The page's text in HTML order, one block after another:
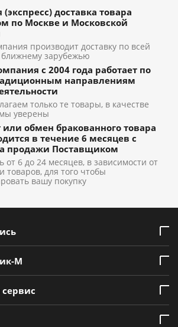
(экспресс) доставка товара
по Москве и Московской
производит доставку по всей
ближнему зарубежью
с 2004 года работает по
направлениям
только те товары, в качестве
уверены
или обмен бракованного товара
в течение 6 месяцев с
продажи Поставщиком
от 6 до 24 месяцев, в зависимости от
товаров, для того чтобы
вашу покупку
М